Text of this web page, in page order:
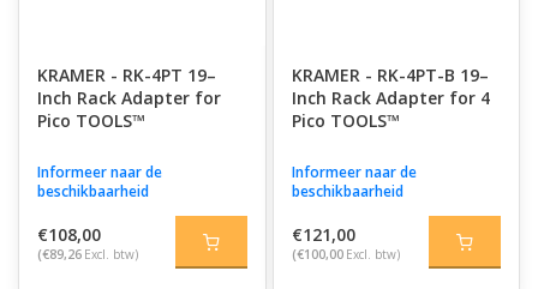
KRAMER - RK-4PT 19–
Inch Rack Adapter for
Pico TOOLS™
Informeer naar de
beschikbaarheid
€108,00
(€89,26 Excl. btw)
KRAMER - RK-4PT-B 19–
Inch Rack Adapter for 4
Pico TOOLS™
Informeer naar de
beschikbaarheid
€121,00
(€100,00 Excl. btw)